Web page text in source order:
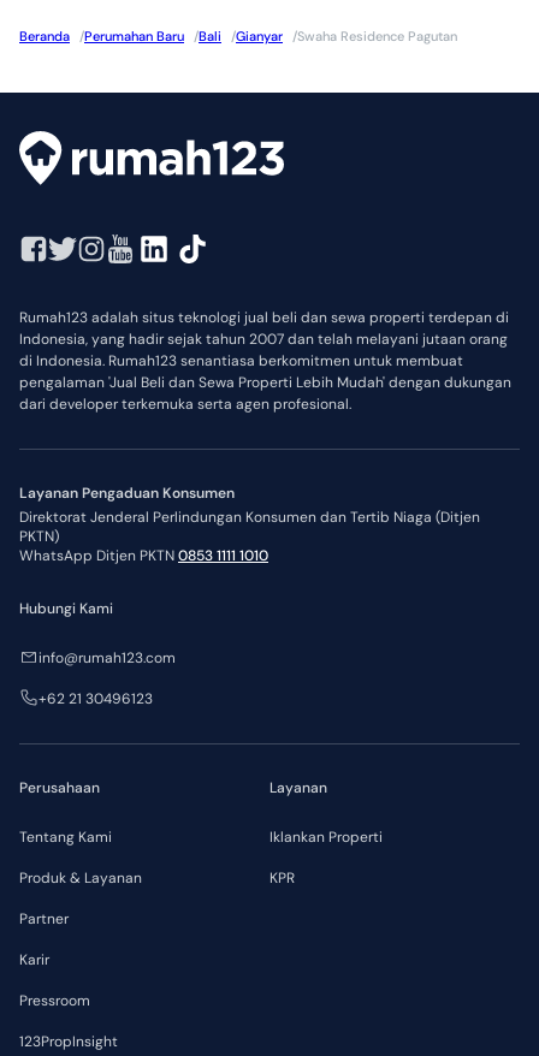
- Down Payment (DP)
- Pebayaran bisa cash/credit-KPR
idaman di Swaha Villa, Bali – nyaman, mewah, dan bernilai
Ini adalah informasi umum bagi konsumen. Dan bagi developer
yang ingin update info terbaru untuk project ini atau ingin
mendapat data enquiry, bisa kontak nomor yang tertera.
Beranda /Perumahan Baru /Bali /Gianyar /Swaha Residence Pagutan
Rumah123 adalah situs teknologi jual beli dan sewa properti terdepan di
Indonesia, yang hadir sejak tahun 2007 dan telah melayani jutaan orang
di Indonesia. Rumah123 senantiasa berkomitmen untuk membuat
pengalaman 'Jual Beli dan Sewa Properti Lebih Mudah' dengan dukungan
dari developer terkemuka serta agen profesional.
Layanan Pengaduan Konsumen
Direktorat Jenderal Perlindungan Konsumen dan Tertib Niaga (Ditjen
PKTN)
WhatsApp Ditjen PKTN0853 1111 1010
Perusahaan
Tentang Kami
Produk & Layanan
Partner
Karir
Pressroom
123PropInsight
Layanan
Iklankan Properti
KPR
Hubungi Kami
info@rumah123.com
+62 21 30496123